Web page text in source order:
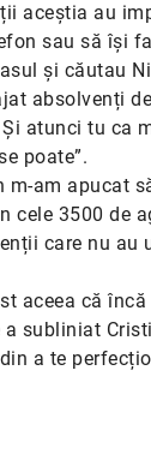
aceștia au
sau să își
și căutau
absolvenți
atunci tu ca
poate”.
am apucat
3500 de
care nu au
aceea că
subliniat
a te